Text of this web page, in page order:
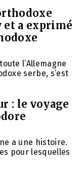
et a exprimé
l’Allemagne
serbe, s’est
: le voyage
a une histoire.
pour lesquelles